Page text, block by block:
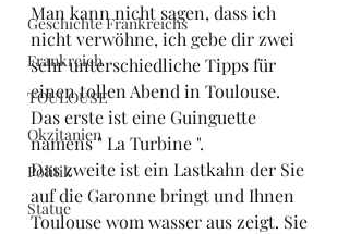
Geschichte Frankreichs
Frankreich
TOULOUSE
Okzitanien
Politik
Statue
Man kann nicht sagen, dass ich
nicht verwöhne, ich gebe dir zwei
sehr unterschiedliche Tipps für
einen tollen Abend in Toulouse.
Das erste ist eine Guinguette
namens " La Turbine ".
Das zweite ist ein Lastkahn der Sie
auf die Garonne bringt und Ihnen
Toulouse wom wasser aus zeigt. Sie